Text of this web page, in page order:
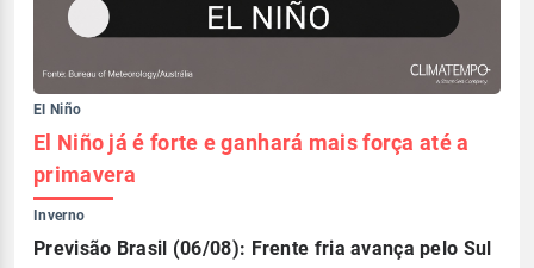
El Niño
El Niño já é forte e ganhará mais força até a
primavera
Inverno
Previsão Brasil (06/08): Frente fria avança pelo Sul